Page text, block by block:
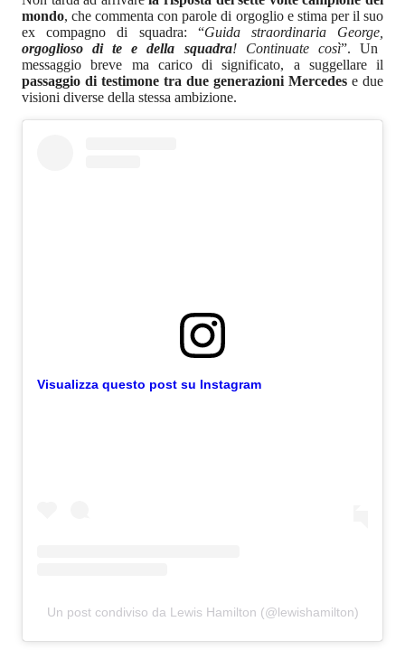
mondo, che commenta con parole di orgoglio e stima per il suo
ex compagno di squadra: “Guida straordinaria George,
orgoglioso di te e della squadra! Continuate così”. Un
messaggio breve ma carico di significato, a suggellare il
passaggio di testimone tra due generazioni Mercedes e due
visioni diverse della stessa ambizione.
Visualizza questo post su Instagram
Un post condiviso da Lewis Hamilton (@lewishamilton)